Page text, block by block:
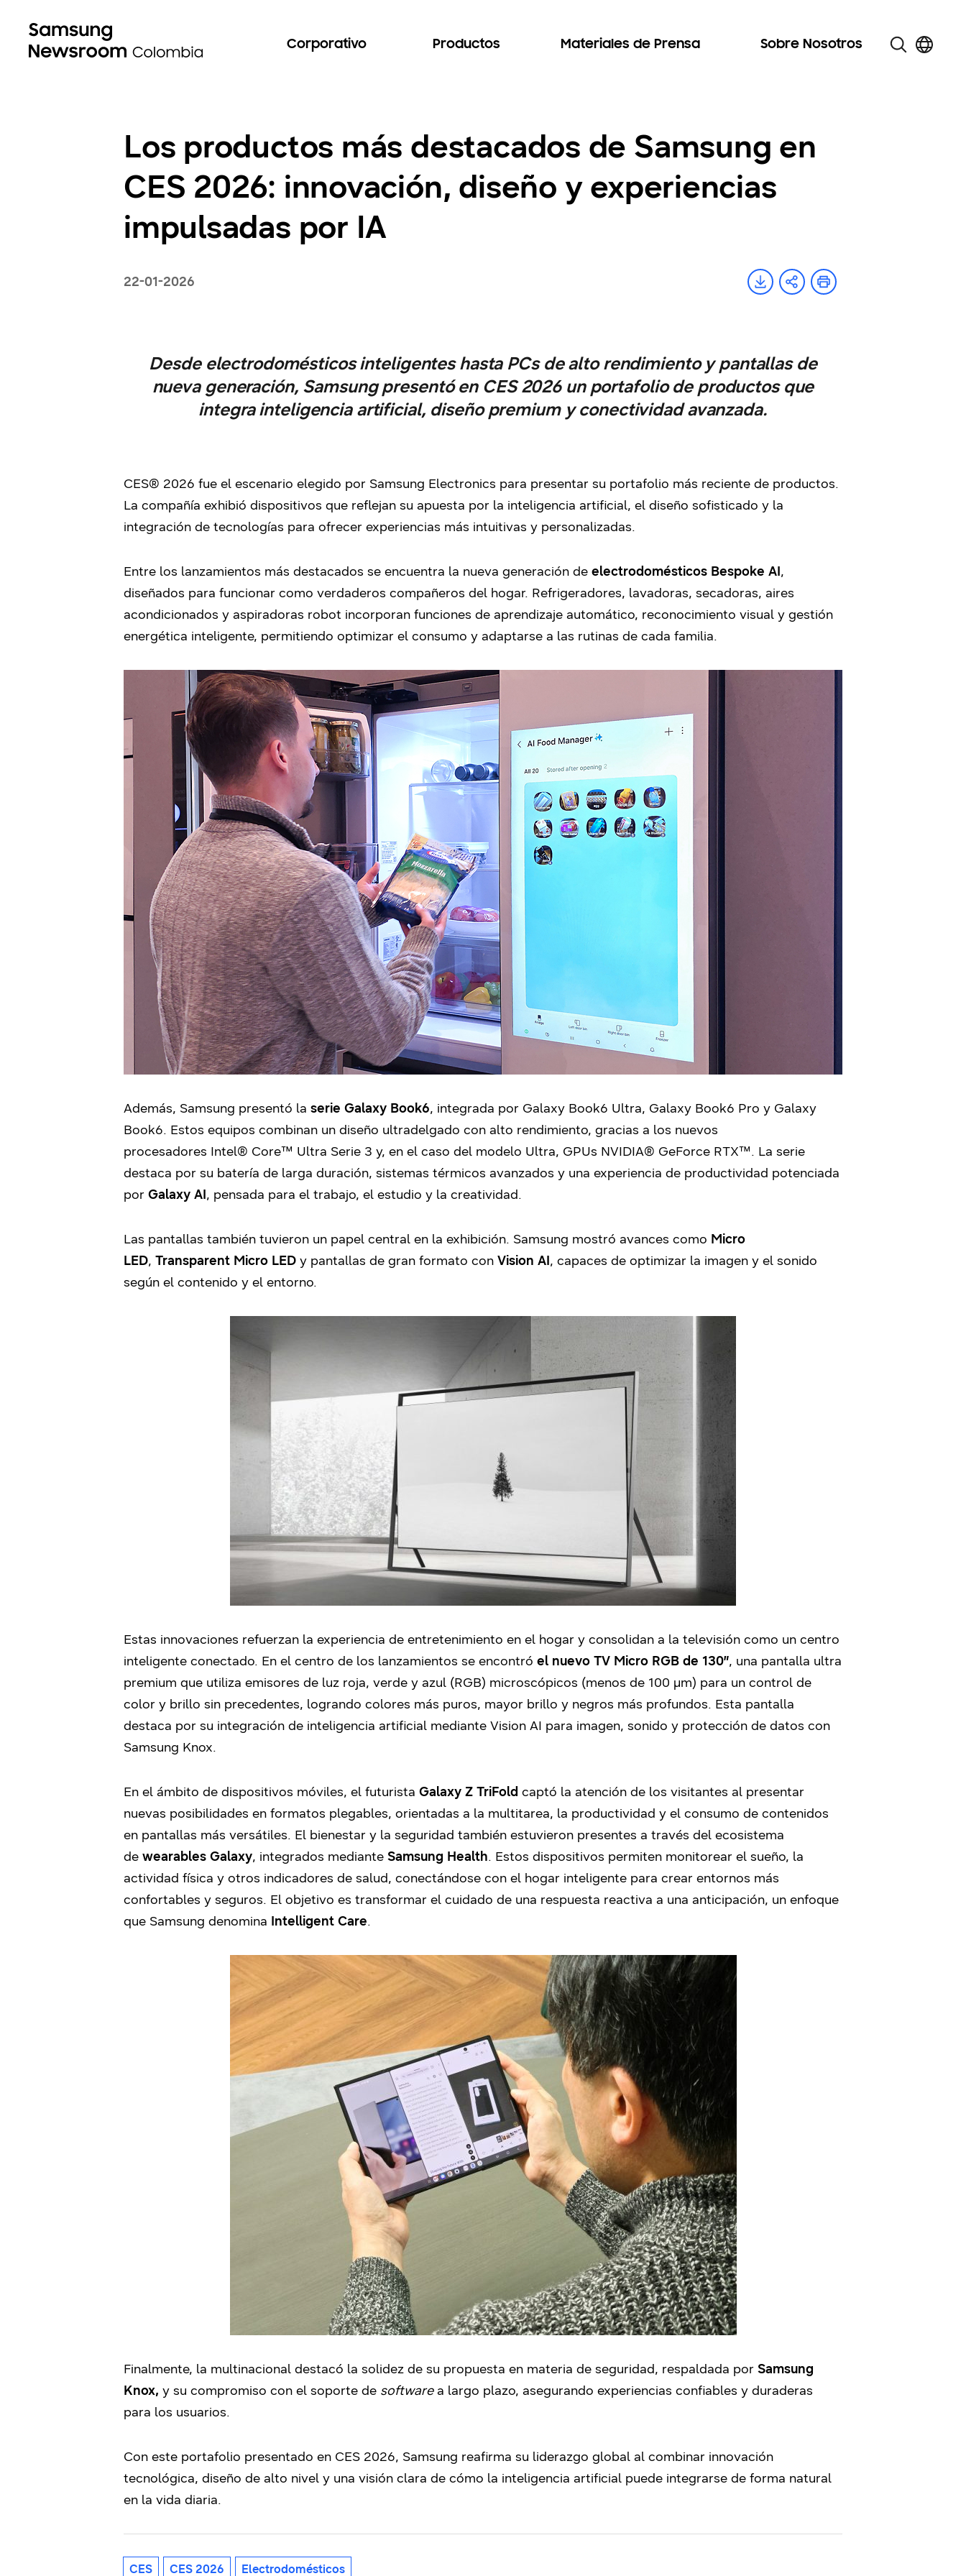
Corporativo Productos Materiales de Prensa Sobre Nosotros
Los productos más destacados de Samsung en
CES 2026: innovación, diseño y experiencias
impulsadas por IA
22-01-2026
Desde electrodomésticos inteligentes hasta PCs de alto rendimiento y pantallas de
nueva generación, Samsung presentó en CES 2026 un portafolio de productos que
integra inteligencia artificial, diseño premium y conectividad avanzada.
CES® 2026 fue el escenario elegido por Samsung Electronics para presentar su portafolio más reciente de productos.
La compañía exhibió dispositivos que reflejan su apuesta por la inteligencia artificial, el diseño sofisticado y la
integración de tecnologías para ofrecer experiencias más intuitivas y personalizadas.
Entre los lanzamientos más destacados se encuentra la nueva generación de electrodomésticos Bespoke AI,
diseñados para funcionar como verdaderos compañeros del hogar. Refrigeradores, lavadoras, secadoras, aires
acondicionados y aspiradoras robot incorporan funciones de aprendizaje automático, reconocimiento visual y gestión
energética inteligente, permitiendo optimizar el consumo y adaptarse a las rutinas de cada familia.
Además, Samsung presentó la serie Galaxy Book6, integrada por Galaxy Book6 Ultra, Galaxy Book6 Pro y Galaxy
Book6. Estos equipos combinan un diseño ultradelgado con alto rendimiento, gracias a los nuevos
procesadores Intel® Core™ Ultra Serie 3 y, en el caso del modelo Ultra, GPUs NVIDIA® GeForce RTX™. La serie
destaca por su batería de larga duración, sistemas térmicos avanzados y una experiencia de productividad potenciada
por Galaxy AI, pensada para el trabajo, el estudio y la creatividad.
Las pantallas también tuvieron un papel central en la exhibición. Samsung mostró avances como Micro
LED, Transparent Micro LED y pantallas de gran formato con Vision AI, capaces de optimizar la imagen y el sonido
según el contenido y el entorno.
Estas innovaciones refuerzan la experiencia de entretenimiento en el hogar y consolidan a la televisión como un centro
inteligente conectado. En el centro de los lanzamientos se encontró el nuevo TV Micro RGB de 130″, una pantalla ultra
premium que utiliza emisores de luz roja, verde y azul (RGB) microscópicos (menos de 100 µm) para un control de
color y brillo sin precedentes, logrando colores más puros, mayor brillo y negros más profundos. Esta pantalla
destaca por su integración de inteligencia artificial mediante Vision AI para imagen, sonido y protección de datos con
Samsung Knox.
En el ámbito de dispositivos móviles, el futurista Galaxy Z TriFold captó la atención de los visitantes al presentar
nuevas posibilidades en formatos plegables, orientadas a la multitarea, la productividad y el consumo de contenidos
en pantallas más versátiles. El bienestar y la seguridad también estuvieron presentes a través del ecosistema
de wearables Galaxy, integrados mediante Samsung Health. Estos dispositivos permiten monitorear el sueño, la
actividad física y otros indicadores de salud, conectándose con el hogar inteligente para crear entornos más
confortables y seguros. El objetivo es transformar el cuidado de una respuesta reactiva a una anticipación, un enfoque
que Samsung denomina Intelligent Care.
Finalmente, la multinacional destacó la solidez de su propuesta en materia de seguridad, respaldada por Samsung
Knox, y su compromiso con el soporte de softwarea largo plazo, asegurando experiencias confiables y duraderas
para los usuarios.
Con este portafolio presentado en CES 2026, Samsung reafirma su liderazgo global al combinar innovación
tecnológica, diseño de alto nivel y una visión clara de cómo la inteligencia artificial puede integrarse de forma natural
en la vida diaria.
CES CES 2026 Electrodomésticos